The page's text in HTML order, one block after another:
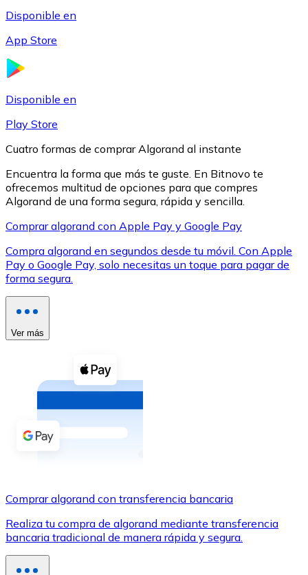
Litecoin
LTC
Ver todo
Compra criptomonedas con efectivo en tu tienda más
Comprar con efectivo
Transferencia SEPA
Añade fondos a tu cuenta Bitnovo o realiza compras
Comprar con Transferencia
Utiliza tarjetas Visa y Mastercard para comprar
Comprar con tarjeta
Tienda - Tarjetas regalo
Nuevo
Disponible en
App Store
Disponible en
Play Store
Cuatro formas de comprar Algorand al instante
Encuentra la forma que más te guste. En Bitnovo te
ofrecemos multitud de opciones para que compres
Algorand de una forma segura, rápida y sencilla.
Comprar algorand con Apple Pay y Google Pay
Compra algorand en segundos desde tu móvil. Con Apple
Pay o Google Pay, solo necesitas un toque para pagar de
forma segura.
Ver más
Comprar algorand con transferencia bancaria
Realiza tu compra de algorand mediante transferencia
bancaria tradicional de manera rápida y segura.